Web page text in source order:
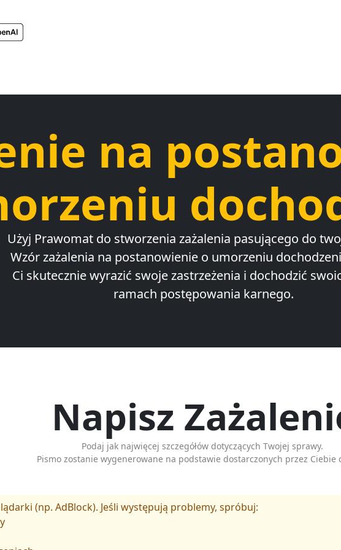
na
Użyj Prawomat do stworzenia zażalenia pasującego do
Wzór zażalenia na postanowienie o umorzeniu
Ci skutecznie wyrazić swoje zastrzeżenia i dochodzić
ramach postępowania karnego.
Napisz
Podaj jak najwięcej szczegółów dotyczących Twojej sprawy.
Pismo zostanie wygenerowane na podstawie dostarczonych przez Ciebie
(np. AdBlock). Jeśli występują problemy, spróbuj: